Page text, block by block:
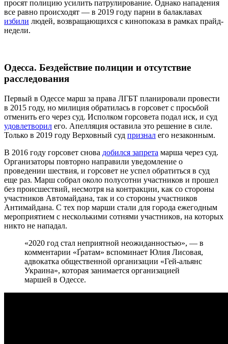
просят полицию усилить патрулирование. Однако нападения
все равно происходят — в 2019 году парни в балаклавах
избили людей, возвращающихся с кинопоказа в рамках прайд-
недели.
Одесса. Бездействие полиции и отсутствие
расследования
Первый в Одессе марш за права ЛГБТ планировали провести
в 2015 году, но милиция обратилась в горсовет с просьбой
отменить его через суд. Исполком горсовета подал иск, и суд
удовлетворил его. Апелляция оставила это решение в силе.
Только в 2019 году Верховный суд признал его незаконным.
В 2016 году горсовет снова добился запрета марша через суд.
Организаторы повторно направили уведомление о
проведении шествия, и горсовет не успел обратиться в суд
еще раз. Марш собрал около полусотни участников и прошел
без происшествий, несмотря на контракции, как со стороны
участников Автомайдана, так и со стороны участников
Антимайдана. С тех пор марши стали для города ежегодным
мероприятием с несколькими сотнями участников, на которых
никто не нападал.
«2020 год стал неприятной неожиданностью», — в
комментарии «Ґратам» вспоминает Юлия Лисовая,
адвокатка общественной организации «Гей-альянс
Украина», которая занимается организацией
маршей в Одессе.